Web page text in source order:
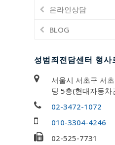
온라인상담
BLOG
성범죄전담센터 형사
서울시 서초구 서
딩 5층(현대자동차
02-3472-1072
010-3304-4246
02-525-7731